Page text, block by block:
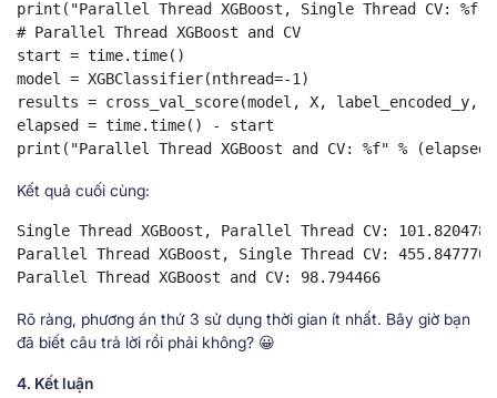
print("Parallel Thread XGBoost, Single Thread CV: %f"
# Parallel Thread XGBoost and CV
start = time.time()
model = XGBClassifier(nthread=-1)
results = cross_val_score(model, X,
elapsed = time.time() - start
print("Parallel Thread XGBoost and CV: %f" %
Kết quả cuối cùng:
Single Thread XGBoost, Parallel Thread CV: 101.820478
Parallel Thread XGBoost, Single Thread CV: 455.847770
Parallel Thread XGBoost and CV: 98.794466
Rõ ràng, phương án thứ 3 sử dụng thời gian ít nhất. Bây giờ bạn
đã biết câu trả lời rồi phải không? 😀
4. Kết luận